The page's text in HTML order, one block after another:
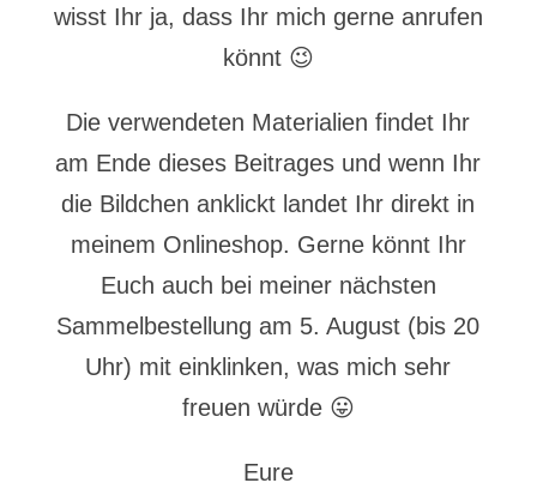
wisst Ihr ja, dass Ihr mich gerne anrufen
könnt 😉
Die verwendeten Materialien findet Ihr
am Ende dieses Beitrages und wenn Ihr
die Bildchen anklickt landet Ihr direkt in
meinem Onlineshop. Gerne könnt Ihr
Euch auch bei meiner nächsten
Sammelbestellung am 5. August (bis 20
Uhr) mit einklinken, was mich sehr
freuen würde 😛
Eure